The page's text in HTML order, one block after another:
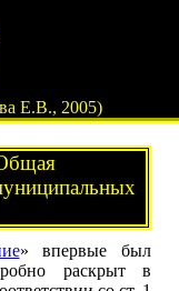
Е.В., 2005)
» впервые был
раскрыт в